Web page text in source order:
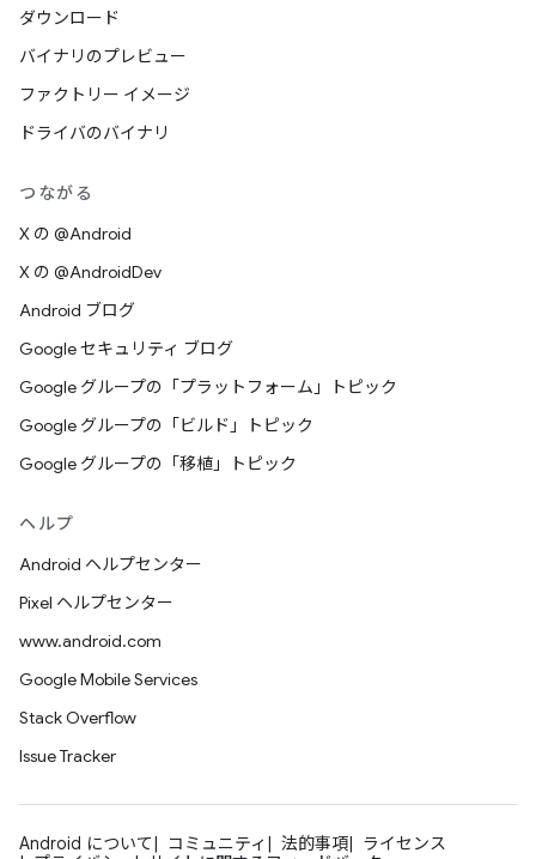
ダウンロード
バイナリのプレビュー
ファクトリー イメージ
ドライバのバイナリ
つながる
X の @Android
X の @AndroidDev
Android ブログ
Google セキュリティ ブログ
Google グループの「プラットフォーム」トピック
Google グループの「ビルド」トピック
Google グループの「移植」トピック
ヘルプ
Android ヘルプセンター
Pixel ヘルプセンター
www.android.com
Google Mobile Services
Stack Overflow
Issue Tracker
Android について コミュニティ 法的事項
ライセンス